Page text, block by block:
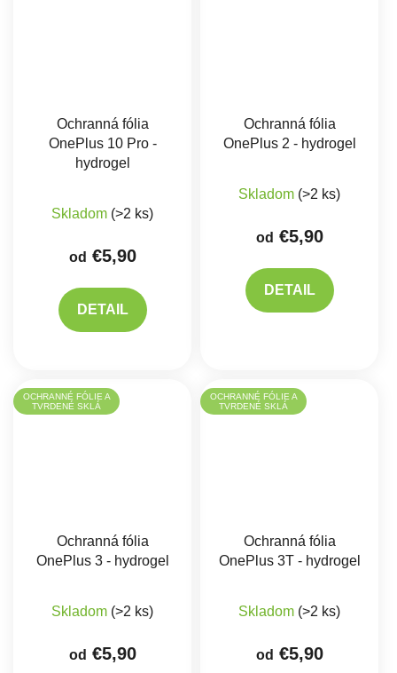
Ochranná fólia
OnePlus 10 Pro -
hydrogel
Skladom (>2 ks)
od €5,90
DETAIL
Ochranná fólia
OnePlus 2 - hydrogel
Skladom (>2 ks)
od €5,90
DETAIL
OCHRANNÉ FÓLIE A
TVRDENÉ SKLÁ
Ochranná fólia
OnePlus 3 - hydrogel
Skladom (>2 ks)
od €5,90
OCHRANNÉ FÓLIE A
TVRDENÉ SKLÁ
Ochranná fólia
OnePlus 3T - hydrogel
Skladom (>2 ks)
od €5,90